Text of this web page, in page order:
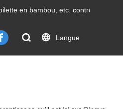
en bambou, etc. contrôle avec
FAQ Certificat
Langue